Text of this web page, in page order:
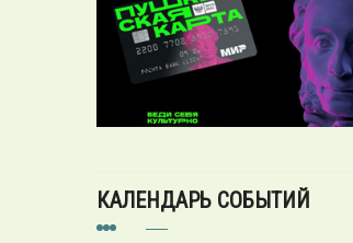
КАЛЕНДАРЬ СОБЫТИЙ